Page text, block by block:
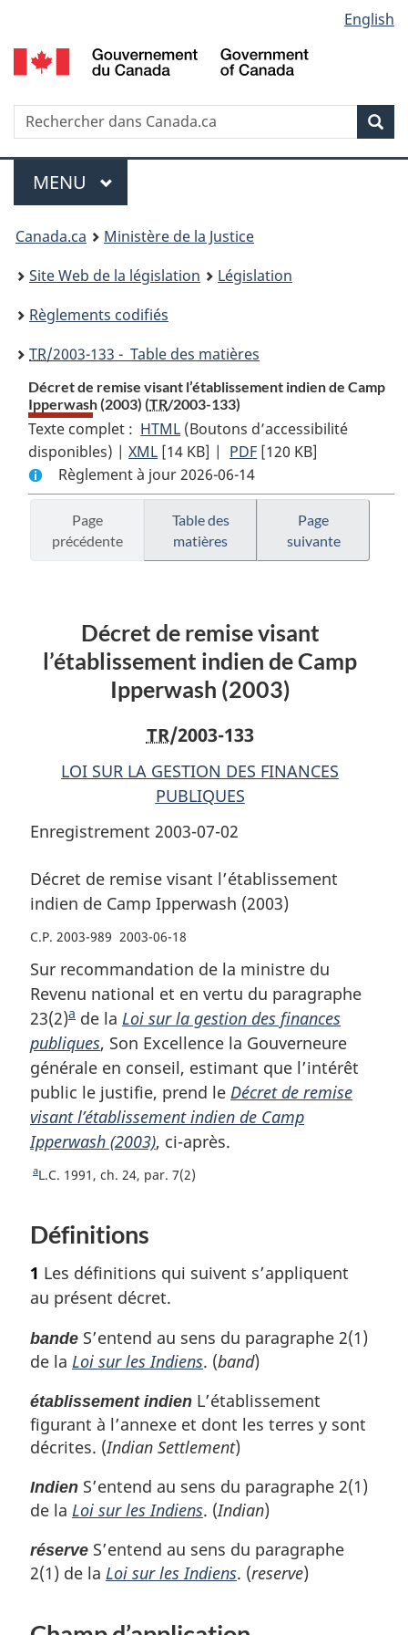
au
contenu
propos
de
la
HTML
simplifiée
selection
English
Recherche
Menu
MENU PRINCIPAL
You
are
here:
Canada.ca
Ministère de la Justice
Site Web de la législation
Législation
Règlements codifiés
TR/2003-133 - Table des matières
Décret de remise visant l’établissement indien de Camp
Ipperwash (2003) (TR/2003-133)
Texte complet : HTML Texte
complet
:
Décret
de
remise
visant
de
Camp
Ipperwash
(2003)
(Boutons d’accessibilité
disponibles) |XML Texte
complet
:
Décret
de
remise
indien
de
Ipperwash
(2003)
[14 KB] | PDF Texte
:
Décret
remise
indien
de
Camp
Ipperwash
[120 KB]
Règlement à jour 2026-06-14
Page
précédente
Table des
matières
Page
suivante
Décret de remise visant
l’établissement indien de Camp
Ipperwash (2003)
TR/2003-133
LOI SUR LA GESTION DES FINANCES
PUBLIQUES
Enregistrement 2003-07-02
Décret de remise visant l’établissement
indien de Camp Ipperwash (2003)
C.P. 2003-989 2003-06-18
Sur recommandation de la ministre du
Revenu national et en vertu du paragraphe
23(2)N
o
t
e
d
e
b
d
e
p
g
e
a de la Loi sur la gestion des finances
publiques, Son Excellence la Gouverneure
générale en conseil, estimant que l’intérêt
public le justifie, prend le Décret de remise
visant l’établissement indien de Camp
Ipperwash (2003), ci-après.
R
o
r
à
a
r
f
é
r
e
c
e
e
l
aL.C. 1991, ch. 24, par. 7(2)
Définitions
1 Les définitions qui suivent s’appliquent
au présent décret.
bande S’entend au sens du paragraphe 2(1)
de la Loi sur les Indiens. (band)
établissement indien L’établissement
figurant à l’annexe et dont les terres y sont
décrites. (Indian Settlement)
Indien S’entend au sens du paragraphe 2(1)
de la Loi sur les Indiens. (Indian)
réserve S’entend au sens du paragraphe
2(1) de la Loi sur les Indiens. (reserve)